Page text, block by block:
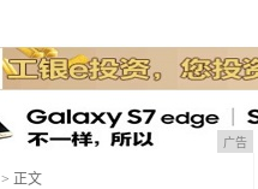
广告
> 正文